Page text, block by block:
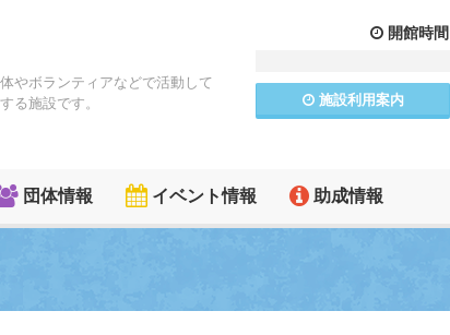
やボランティアなどで活動して
る施設です。
開館時間
施設利用案内
団体情報 イベント情報 助成情報